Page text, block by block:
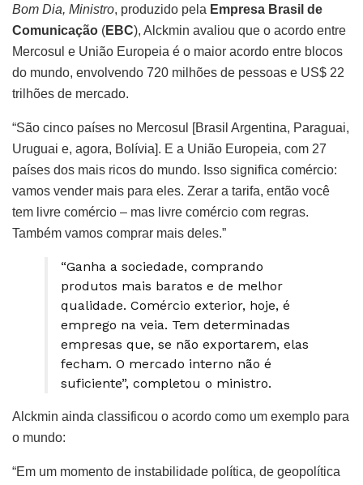
Bom Dia, Ministro, produzido pela Empresa Brasil de
Comunicação (EBC), Alckmin avaliou que o acordo entre
Mercosul e União Europeia é o maior acordo entre blocos
do mundo, envolvendo 720 milhões de pessoas e US$ 22
trilhões de mercado.
“São cinco países no Mercosul [Brasil Argentina, Paraguai,
Uruguai e, agora, Bolívia]. E a União Europeia, com 27
países dos mais ricos do mundo. Isso significa comércio:
vamos vender mais para eles. Zerar a tarifa, então você
tem livre comércio – mas livre comércio com regras.
Também vamos comprar mais deles.”
“Ganha a sociedade, comprando
produtos mais baratos e de melhor
qualidade. Comércio exterior, hoje, é
emprego na veia. Tem determinadas
empresas que, se não exportarem, elas
fecham. O mercado interno não é
suficiente”, completou o ministro.
Alckmin ainda classificou o acordo como um exemplo para
o mundo:
“Em um momento de instabilidade política, de geopolítica